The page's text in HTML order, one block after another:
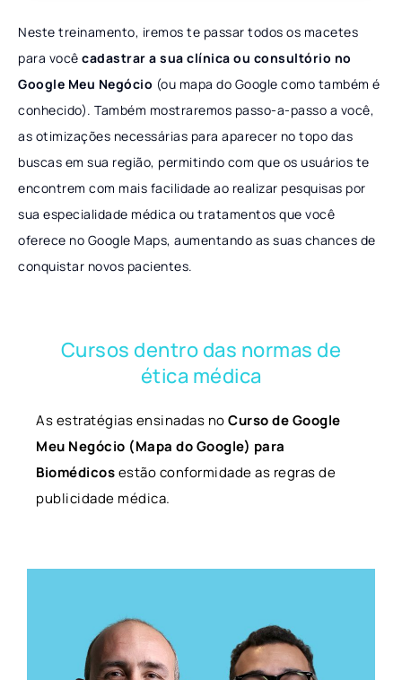
Neste treinamento, iremos te passar todos os macetes
para você cadastrar a sua clínica ou consultório no
Google Meu Negócio (ou mapa do Google como também é
conhecido). Também mostraremos passo-a-passo a você,
as otimizações necessárias para aparecer no topo das
buscas em sua região, permitindo com que os usuários te
encontrem com mais facilidade ao realizar pesquisas por
sua especialidade médica ou tratamentos que você
oferece no Google Maps, aumentando as suas chances de
conquistar novos pacientes.
Cursos dentro das normas de
ética médica
As estratégias ensinadas noCurso de Google
Meu Negócio (Mapa do Google) para
Biomédicosestão conformidade as regras de
publicidade médica.